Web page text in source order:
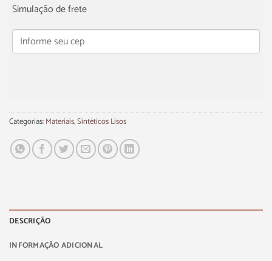
Simulação de frete
Categorias:Materiais,Sintéticos Lisos
DESCRIÇÃO
INFORMAÇÃO ADICIONAL